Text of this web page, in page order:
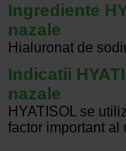
Ingrediente
nazale
Hialuronat de
Indicatii
nazale
HYATISOL se
factor important al